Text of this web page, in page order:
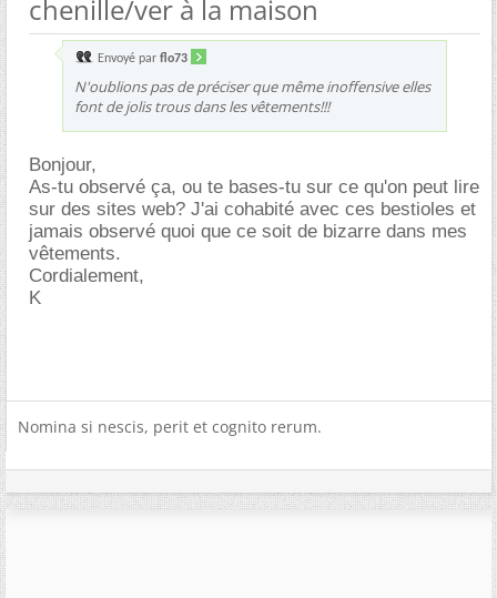
chenille/ver à la maison
Envoyé par flo73
N'oublions pas de préciser que même inoffensive elles
font de jolis trous dans les vêtements!!!
Bonjour,
As-tu observé ça, ou te bases-tu sur ce qu'on peut lire
sur des sites web? J'ai cohabité avec ces bestioles et
jamais observé quoi que ce soit de bizarre dans mes
vêtements.
Cordialement,
K
Nomina si nescis, perit et cognito rerum.